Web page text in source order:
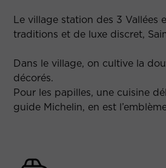
Le village station des 3 Vallées
traditions et de luxe discret,
Dans le village, on cultive la
décorés.
Pour les papilles, une cuisine
guide Michelin, en est